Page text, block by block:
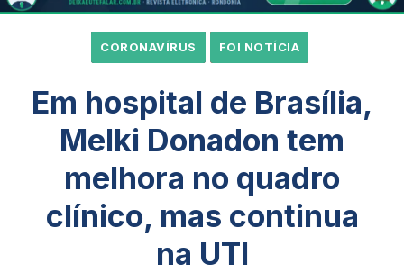
CORONAVÍRUS FOI NOTÍCIA
Em hospital de Brasília,
Melki Donadon tem
melhora no quadro
clínico, mas continua
na UTI